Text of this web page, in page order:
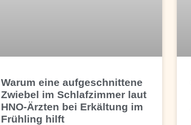
Warum eine aufgeschnittene
Zwiebel im Schlafzimmer laut
HNO-Ärzten bei Erkältung im
Frühling hilft